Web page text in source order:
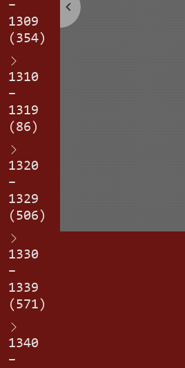
–
1309
(354)
1310
–
1319
(86)
1320
–
1329
(506)
1330
–
1339
(571)
1340
–